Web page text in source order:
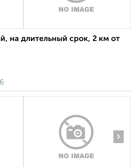
на длительный срок, 2 км от
›